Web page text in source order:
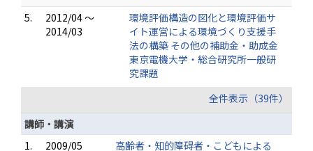
5.
2012/04 ～
2014/03
環境評価構造の図化と環境評価サ
イト運営による環境づくり支援手
法の構築 その他の補助金・助成金
東京電機大学・総合研究所一般研
究課題
全件表示（39件）
講師・講演
1.
2009/05
高齢者・知的障碍者・こどもによる